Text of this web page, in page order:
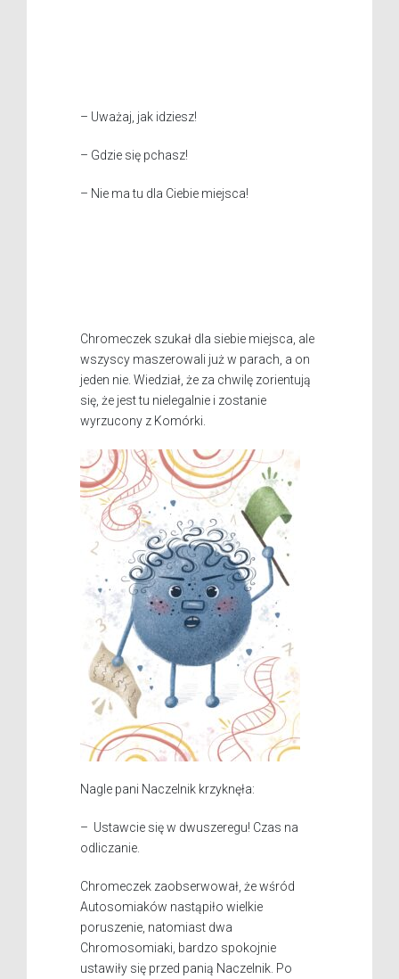
– Uważaj, jak idziesz!
– Gdzie się pchasz!
– Nie ma tu dla Ciebie miejsca!
Chromeczek szukał dla siebie miejsca, ale
wszyscy maszerowali już w parach, a on
jeden nie. Wiedział, że za chwilę zorientują
się, że jest tu nielegalnie i zostanie
wyrzucony z Komórki.
Nagle pani Naczelnik krzyknęła:
– Ustawcie się w dwuszeregu! Czas na
odliczanie.
Chromeczek zaobserwował, że wśród
Autosomiaków nastąpiło wielkie
poruszenie, natomiast dwa
Chromosomiaki, bardzo spokojnie
ustawiły się przed panią Naczelnik. Po